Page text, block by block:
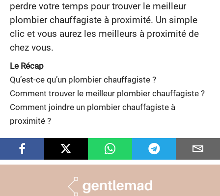
perdre votre temps pour trouver le meilleur
plombier chauffagiste à proximité. Un simple
clic et vous aurez les meilleurs à proximité de
chez vous.
Le Récap
Qu’est-ce qu’un plombier chauffagiste ?
Comment trouver le meilleur plombier chauffagiste ?
Comment joindre un plombier chauffagiste à
proximité ?